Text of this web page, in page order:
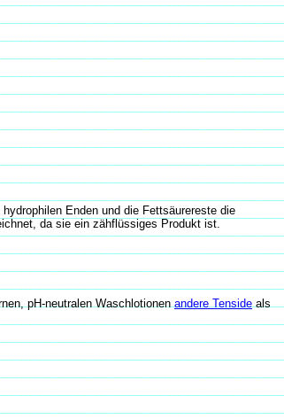
Enden und die Fettsäurereste die
da sie ein zähflüssiges Produkt ist.
pH-neutralen Waschlotionen andere Tenside als